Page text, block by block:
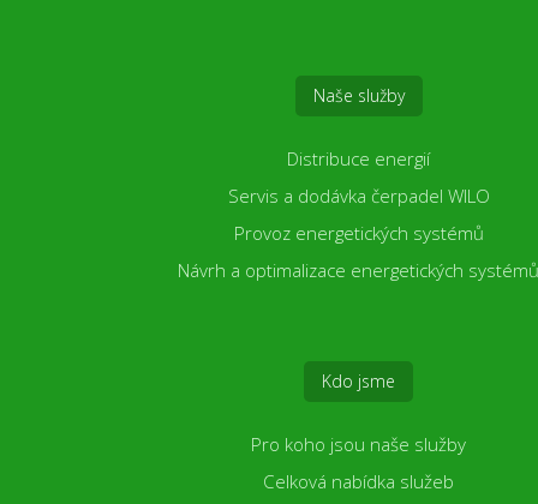
Naše služby
Distribuce energií
Servis a dodávka čerpadel WILO
Provoz energetických systémů
Návrh a optimalizace energetických systémů
Kdo jsme
Pro koho jsou naše služby
Celková nabídka služeb